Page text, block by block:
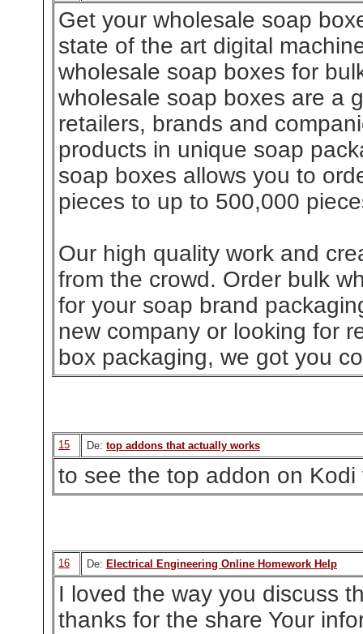
Get your wholesale soap
state of the art digital
wholesale soap boxes for
wholesale soap boxes are a
retailers, brands and
products in unique soap
soap boxes allows you to
pieces to up to 500,000
Our high quality work and
from the crowd. Order bulk
for your soap brand
new company or looking for
box packaging, we got you
15 De: top addons that actually works
to see the top addon on Kodi
16 De: Electrical Engineering Online Homework Help
I loved the way you discuss
thanks for the share Your